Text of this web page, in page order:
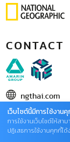
CONTACT
ngthai.com
บริษัท เอเอ็มอี
ในเครือ บริษัท อมริ
เว็บไซต์นี้มีการใช้งาน
การใช้งานเว็บไซต์ให้ส
ปฏิเสธการใช้งานคุกกี้ไ